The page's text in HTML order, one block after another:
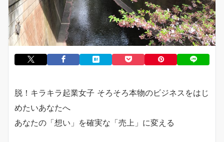
脱！キラキラ起業女子 そろそろ本物のビジネスをはじ
めたいあなたへ
あなたの「想い」を確実な「売上」に変える